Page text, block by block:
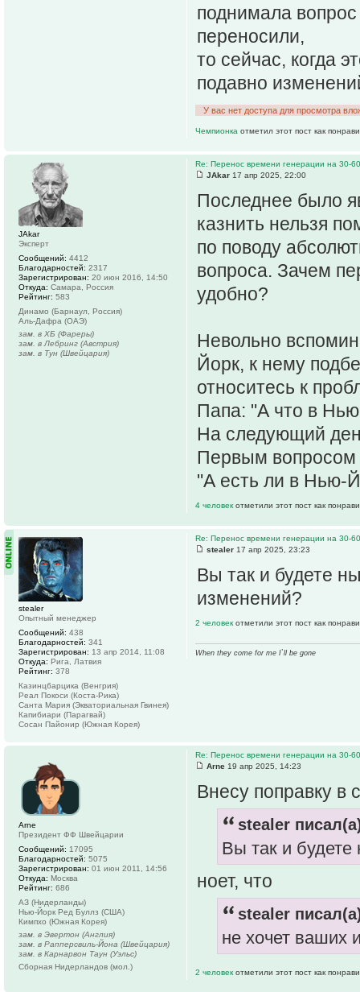
поднимала
переносили,
то сейчас, когда
подавно
У вас нет доступа для просмотра
Чемпионка отметил этот пост как
Re: Перенос времени генерации на 30-
JAkar 17 апр 2025, 22:00
Последнее было
казнить нельзя
по поводу
вопроса. Зачем
удобно?
Невольно
Йорк, к нему
относитесь к
Папа: "А что в
На следующий
Первым вопросом
"А есть ли в Нью-
4 человек отметили этот пост как
JAkar
Эксперт
Сообщений: 4412
Благодарностей: 2317
Зарегистрирован: 20 июн 2016, 14:50
Откуда: Самара, Россия
Рейтинг: 583
Динамо (Барнаул, Россия)
Аль-Дафра (ОАЭ)
зам. в ХБ (Фареры)
зам. в Лебринг (Австрия)
зам. в Тун (Швейцария)
Re: Перенос времени генерации на 30-
stealer 17 апр 2025, 23:23
Вы так и будете
изменений?
2 человек отметили этот пост как
When they come for me I`ll be gone
stealer
Опытный менеджер
Сообщений: 438
Благодарностей: 341
Зарегистрирован: 13 апр 2014, 11:08
Откуда: Рига, Латвия
Рейтинг: 378
Казинцбарцика (Венгрия)
Реал Покоси (Коста-Рика)
Санта Мария (Экваториальная Гвинея)
Капибиари (Парагвай)
Сосан Пайонир (Южная Корея)
Re: Перенос времени генерации на 30-
Arne 19 апр 2025, 14:23
Внесу поправку в
stealer
Вы так и будете
ноет, что
stealer
не хочет ваших
2 человек отметили этот пост как
Arne
Президент ФФ Швейцарии
Сообщений: 17095
Благодарностей: 5075
Зарегистрирован: 01 июн 2011, 14:56
Откуда: Москва
Рейтинг: 686
АЗ (Нидерланды)
Нью-Йорк Ред Буллз (США)
Кимпхо (Южная Корея)
зам. в Эвертон (Англия)
зам. в Рапперсвиль-Йона (Швейцария)
зам. в Карнарвон Таун (Уэльс)
Сборная Нидерландов (мол.)